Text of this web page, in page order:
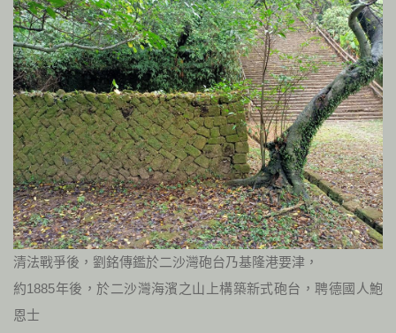
清法戰爭後，劉銘傳鑑於二沙灣砲台乃基隆港要津，
約1885年後，於二沙灣海濱之山上構築新式砲台，聘德國人鮑
恩士